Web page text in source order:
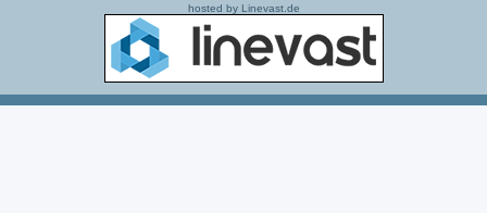
hosted by Linevast.de